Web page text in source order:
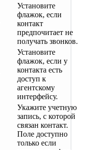
Установите
флажок, если
контакт
предпочитает не
получать звонков.
Установите
флажок, если у
контакта есть
доступ к
агентскому
интерфейсу.
Укажите учетную
запись, с которой
связан контакт.
Поле доступно
только если